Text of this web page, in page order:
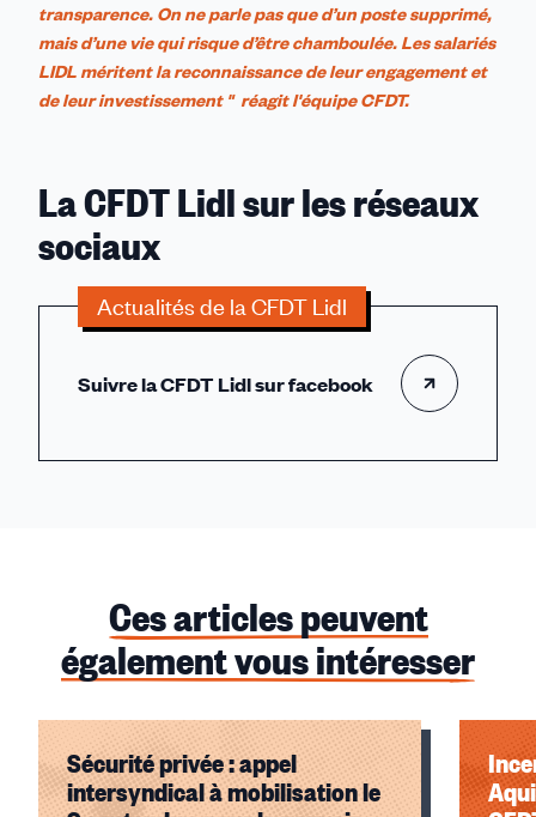
transparence. On ne parle pas que d’un poste supprimé,
mais d’une vie qui risque d’être chamboulée. Les salariés
LIDL méritent la reconnaissance de leur engagement et
de leur investissement " réagit l'équipe CFDT.
La CFDT Lidl sur les réseaux
sociaux
Actualités de la CFDT Lidl
Suivre la CFDT Lidl sur facebook
Ces articles peuvent
également vous intéresser
Sécurité privée : appel
intersyndical à mobilisation le
Aquitaine :